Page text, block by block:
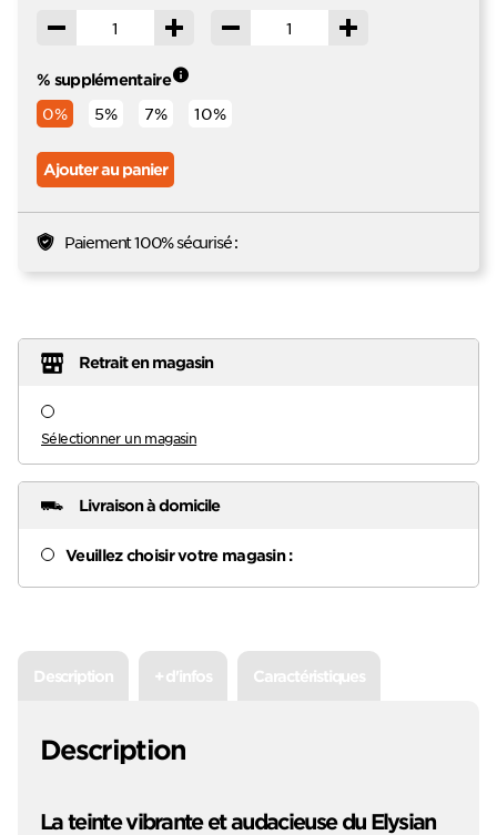
Décrémenter IncrémenterDécrémenter Incrémenter
% supplémentaire
0% 5% 7% 10%
Ajouter au panier
Paiement 100% sécurisé :
Retrait en magasin
Sélectionner un magasin
Livraison à domicile
Veuillez choisir votre magasin :
Description + d'infos Caractéristiques
Description
La teinte vibrante et audacieuse du Elysian